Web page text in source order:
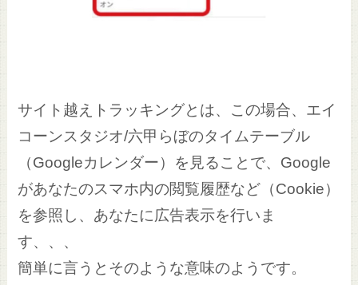
サイト越えトラッキングとは、この場合、エイ
コーンスタジオ/六甲らぼのタイムテーブル
（Googleカレンダー）を見ることで、Google
があなたのスマホ内の閲覧履歴など（Cookie）
を参照し、あなたに広告表示を行いま
す、、、
簡単に言うとそのような意味のようです。